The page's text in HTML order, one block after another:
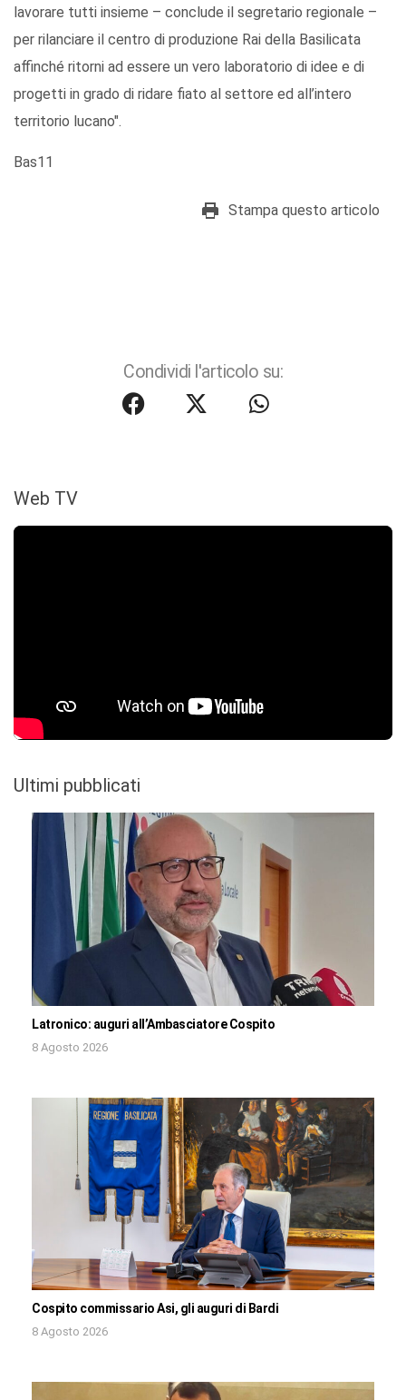
lavorare tutti insieme – conclude il segretario regionale –
per rilanciare il centro di produzione Rai della Basilicata
affinché ritorni ad essere un vero laboratorio di idee e di
progetti in grado di ridare fiato al settore ed all’intero
territorio lucano".
Bas11
Stampa questo articolo
Condividi l'articolo su:
Web TV
Ultimi pubblicati
Latronico: auguri all’Ambasciatore Cospito
8 Agosto 2026
Cospito commissario Asi, gli auguri di Bardi
8 Agosto 2026